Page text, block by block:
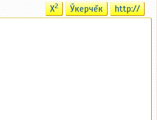
X2 Ӳкерчĕк http://